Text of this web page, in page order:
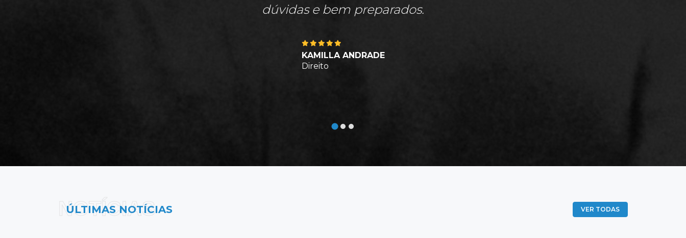
dúvidas e bem preparados.
KAMILLA ANDRADE
Direito
ÚLTIMAS NOTÍCIAS
NOTÍCIAS VER TODAS